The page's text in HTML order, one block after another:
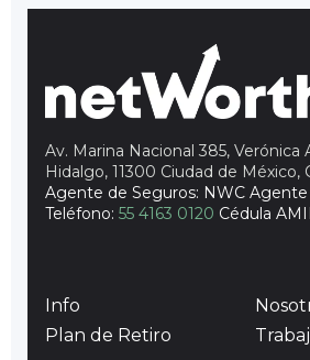
Av. Marina Nacional 385, Verónica
Hidalgo, 11300 Ciudad de México,
Agente de Seguros: NWC
Teléfono: 55 4163 0120 Cédula
Info
Plan de Retiro